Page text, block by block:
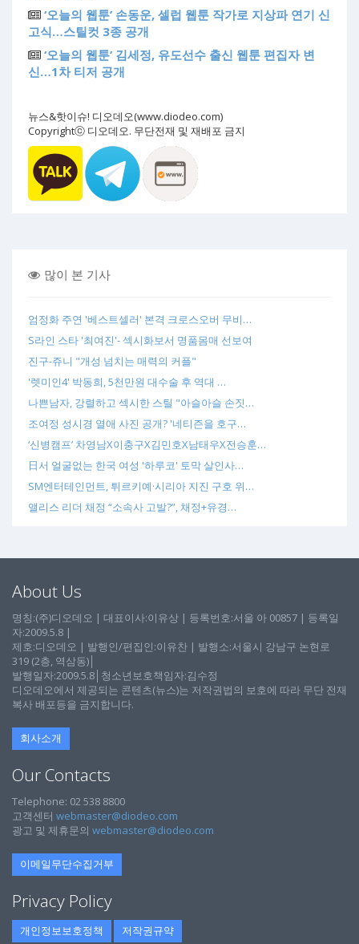
‘오늘의 웹툰’ 손동운, 셀럽 웹툰 작가로 지상파 연기 신
고식…스틸컷 3종 공개
‘오늘의 웹툰’ 김세정, 유도선수 출신 웹툰 편집자 변
신…1차 티저 공개
뉴스&핫이슈! 디오데오(www.diodeo.com)
Copyrightⓒ 디오데오. 무단전재 및 재배포 금지
많이 본 기사
엄정화 주연 '베스트셀러' 본격 크로스오버 무비…
S라인 스타 '최여진'- 섹시화보서 명품몸매 선보여
진구-쥬니 "개성 넘치는 매력의 커플"
'렛미인4' 박동희, 5천만원 대수술 후 역대 …
나쁜남자, 강렬하고 섹시한 스틸 "아슬아슬 손짓…
조여정 성시경 열애 사진 공개? '네티즌을 호구…
‘신병캠프’ 차영남X이충구X김민호X남태우X전승훈…
日서 얼굴없는 한국 여성 '하루코' 토막 살인사…
SM엔터테인먼트, 튀르키예·시리아 지진 구호 위…
앨리스 리더 채정 “소속사 고발?”, 채정+유경…
About Us
명칭:(주)디오데오 | 대표이사:이유상 | 등록번호:서울 아 00857 | 등록일
자:2009.5.8 |
제호:디오데오 | 발행인/편집인:이유찬 | 발행소:서울시 강남구 논현로
319 (2층, 역삼동)│
발행일자:2009.5.8│청소년보호책임자:김수정
디오데오에서 제공되는 콘텐츠(뉴스)는 저작권법의 보호에 따라 무단 전재
복사 배포등을 금지합니다.
회사소개
Our Contacts
Telephone: 02 538 8800
고객센터 webmaster@diodeo.com
광고 및 제휴문의 webmaster@diodeo.com
이메일무단수집거부
Privacy Policy
개인정보보호정책 저작권규약